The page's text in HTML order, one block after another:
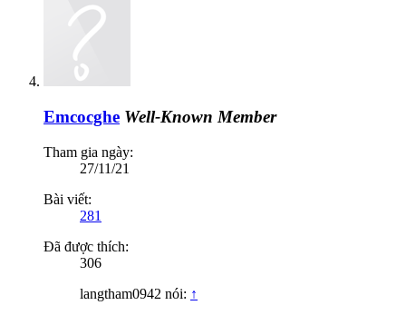
Emcocghe Well-Known Member
Tham gia ngày:
27/11/21
Bài viết:
281
Đã được thích:
306
langtham0942 nói: ↑